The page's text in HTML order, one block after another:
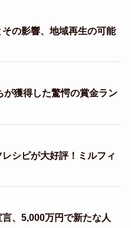
の影響、地域再生の可能
獲得した驚愕の賞金ラン
シピが大好評！ミルフィ
、5,000万円で新たな人